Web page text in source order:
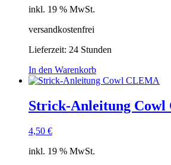
inkl. 19 % MwSt.
versandkostenfrei
Lieferzeit: 24 Stunden
In den Warenkorb
Strick-Anleitung
4,50 €
inkl. 19 % MwSt.